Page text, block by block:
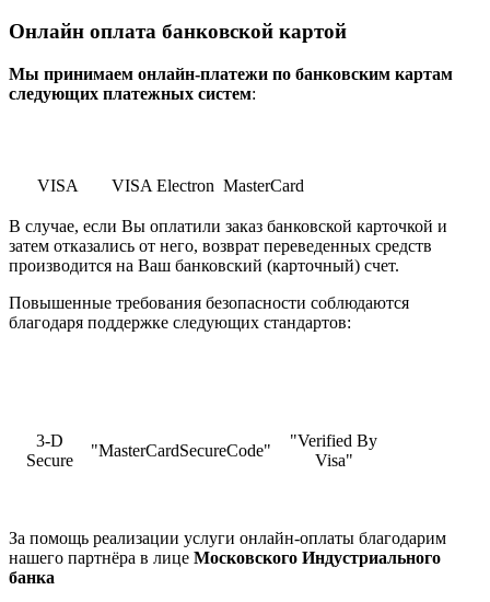
Онлайн оплата банковской картой
Мы принимаем онлайн-платежи по банковским картам
cледующих платежных систем:
VISA VISA Electron MasterCard
В случае, если Вы оплатили заказ банковской карточкой и
затем отказались от него, возврат переведенных средств
производится на Ваш банковский (карточный) счет.
Повышенные требования безопасности соблюдаются
благодаря поддержке следующих стандартов:
3-D
Secure
"MasterCardSecureCode"
"Verified By
Visa"
За помощь реализации услуги онлайн-оплаты благодарим
нашего партнёра в лице Московского Индустриального
банка